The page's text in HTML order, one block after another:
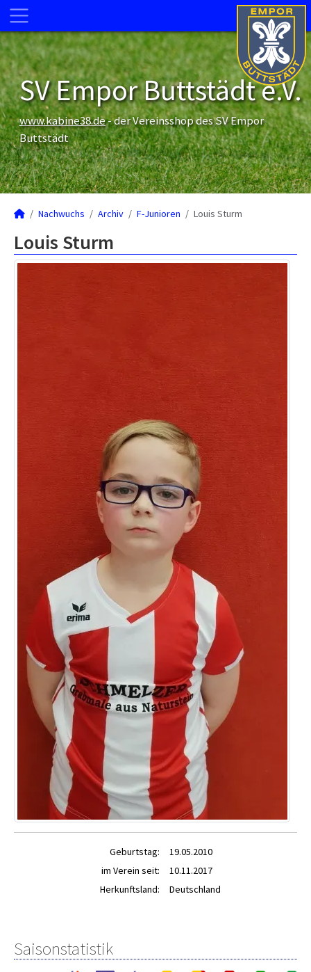
SV Empor Buttstädt e.V.
www.kabine38.de- der Vereinsshop des SV Empor
Buttstädt
Nachwuchs Archiv F-Junioren Louis Sturm
Louis Sturm
Geburtstag:
19.05.2010
im Verein seit:
10.11.2017
Herkunftsland:
Deutschland
Saisonstatistik